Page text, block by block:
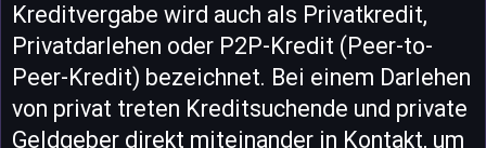
Kreditvergabe wird auch als Privatkredit,
Privatdarlehen oder P2P-Kredit (Peer-to-
Peer-Kredit) bezeichnet. Bei einem Darlehen
von privat treten Kreditsuchende und private
Geldgeber direkt miteinander in Kontakt, um